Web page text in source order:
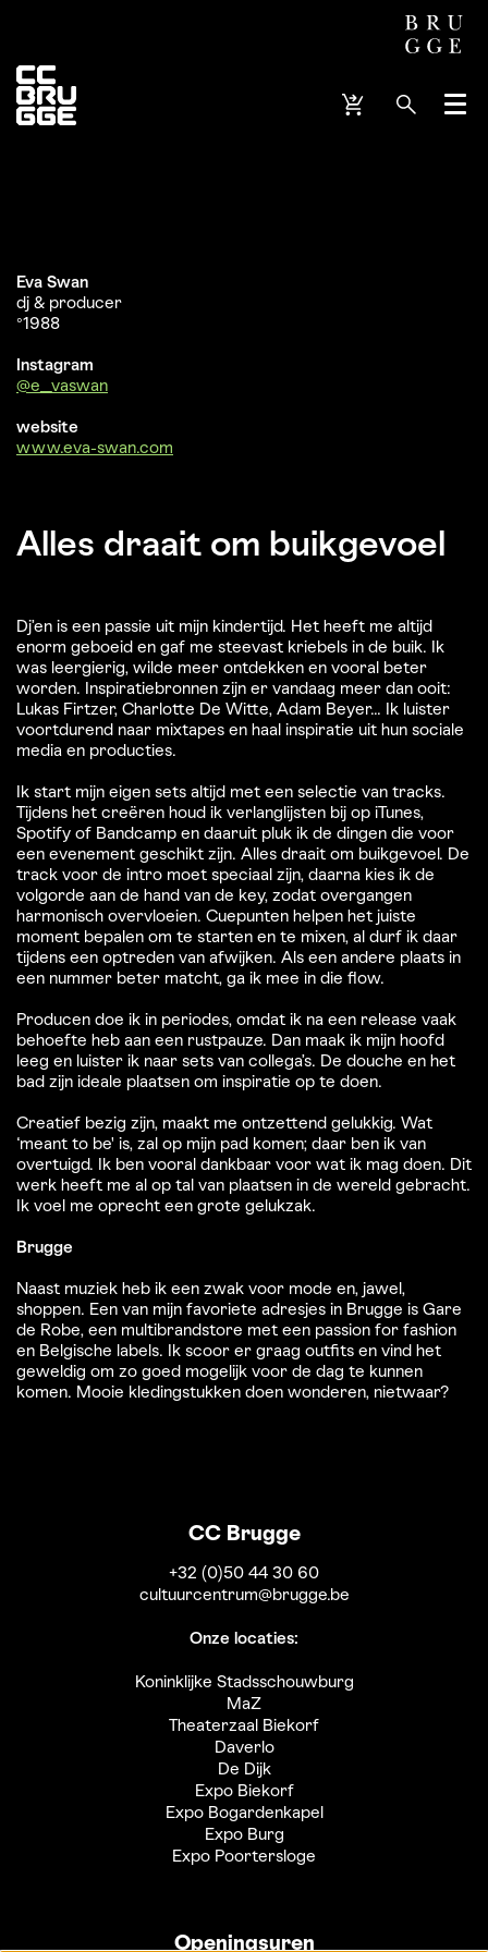
Menu
Eva Swan
dj & producer
°1988
Instagram
@e_vaswan
website
www.eva-swan.com
Alles draait om buikgevoel
Dj’en is een passie uit mijn kindertijd. Het heeft me altijd
enorm geboeid en gaf me steevast kriebels in de buik. Ik
was leergierig, wilde meer ontdekken en vooral beter
worden. Inspiratiebronnen zijn er vandaag meer dan ooit:
Lukas Firtzer, Charlotte De Witte, Adam Beyer... Ik luister
voortdurend naar mixtapes en haal inspiratie uit hun sociale
media en producties.
Ik start mijn eigen sets altijd met een selectie van tracks.
Tijdens het creëren houd ik verlanglijsten bij op iTunes,
Spotify of Bandcamp en daaruit pluk ik de dingen die voor
een evenement geschikt zijn. Alles draait om buikgevoel. De
track voor de intro moet speciaal zijn, daarna kies ik de
volgorde aan de hand van de key, zodat overgangen
harmonisch overvloeien. Cuepunten helpen het juiste
moment bepalen om te starten en te mixen, al durf ik daar
tijdens een optreden van afwijken. Als een andere plaats in
een nummer beter matcht, ga ik mee in die flow.
Producen doe ik in periodes, omdat ik na een release vaak
behoefte heb aan een rustpauze. Dan maak ik mijn hoofd
leeg en luister ik naar sets van collega’s. De douche en het
bad zijn ideale plaatsen om inspiratie op te doen.
Creatief bezig zijn, maakt me ontzettend gelukkig. Wat
‘meant to be' is, zal op mijn pad komen; daar ben ik van
overtuigd. Ik ben vooral dankbaar voor wat ik mag doen. Dit
werk heeft me al op tal van plaatsen in de wereld gebracht.
Ik voel me oprecht een grote gelukzak.
Brugge
Naast muziek heb ik een zwak voor mode en, jawel,
shoppen. Een van mijn favoriete adresjes in Brugge is Gare
de Robe, een multibrandstore met een passion for fashion
en Belgische labels. Ik scoor er graag outfits en vind het
geweldig om zo goed mogelijk voor de dag te kunnen
komen. Mooie kledingstukken doen wonderen, nietwaar?
CC Brugge
+32 (0)50 44 30 60
cultuurcentrum@brugge.be
Onze locaties:
Koninklijke Stadsschouwburg
MaZ
Theaterzaal Biekorf
Daverlo
De Dijk
Expo Biekorf
Expo Bogardenkapel
Expo Burg
Expo Poortersloge
Openingsuren